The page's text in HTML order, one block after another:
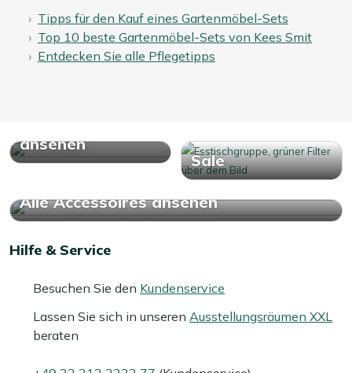
Tipps für den Kauf eines Gartenmöbel-Sets
Top 10 beste Gartenmöbel-Sets von Kees Smit
Entdecken Sie alle Pflegetipps
ansehen
Sale
Alle Accessoires ansehen
Hilfe & Service
Besuchen Sie den Kundenservice
Lassen Sie sich in unseren Ausstellungsräumen XXL
beraten